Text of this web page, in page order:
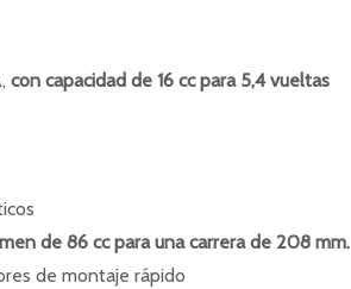
con capacidad de 16 cc para 5,4 vueltas
de 86 cc para una carrera de 208 mm.
de montaje rápido